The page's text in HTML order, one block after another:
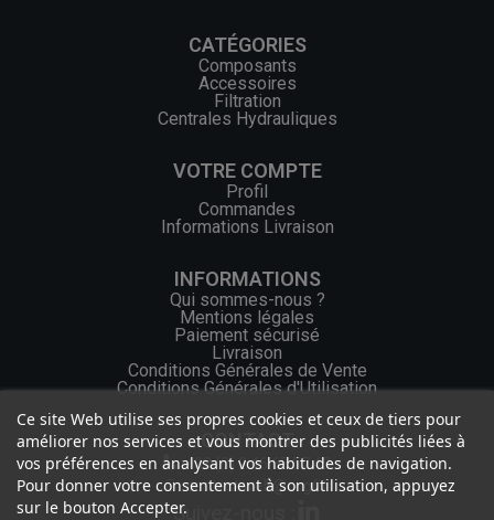
CATÉGORIES
Composants
Accessoires
Filtration
Centrales Hydrauliques
VOTRE COMPTE
Profil
Commandes
Informations Livraison
INFORMATIONS
Qui sommes-nous ?
Mentions légales
Paiement sécurisé
Livraison
Conditions Générales de Vente
Conditions Générales d'Utilisation
CONTACT
+33 (0) 2 46 65 57 43
contact.web@ocgf.fr
Suivez-nous :
Ce site Web utilise ses propres cookies et ceux de tiers pour
améliorer nos services et vous montrer des publicités liées à
vos préférences en analysant vos habitudes de navigation.
Pour donner votre consentement à son utilisation, appuyez
sur le bouton Accepter.